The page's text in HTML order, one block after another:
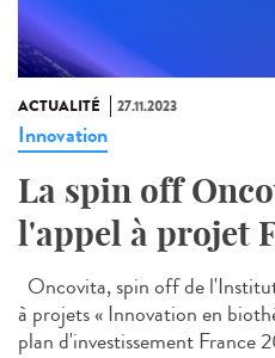
ACTUALITÉ 27.11.2023
Innovation
La spin off
l'appel à projet
Oncovita, spin off de
à projets « Innovation en
plan d'investissement France